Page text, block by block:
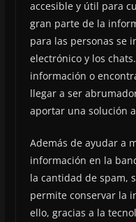
accesible y útil para
gran parte de la
para las personas se
electrónico y los
información o
llegar a ser
aportar una solución
Además de ayudar a
información en la
la cantidad de spam,
permite conservar la
ello, gracias a la